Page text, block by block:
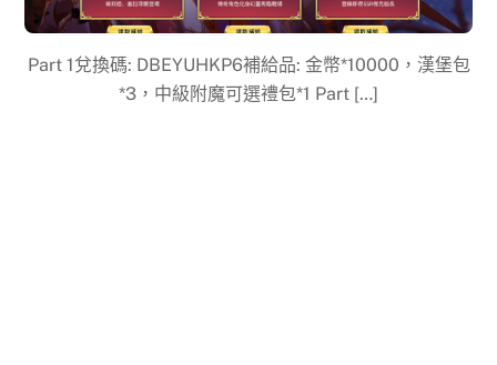
Part 1兌換碼: DBEYUHKP6補給品: 金幣*10000，漢堡包
*3，中級附魔可選禮包*1 Part […]